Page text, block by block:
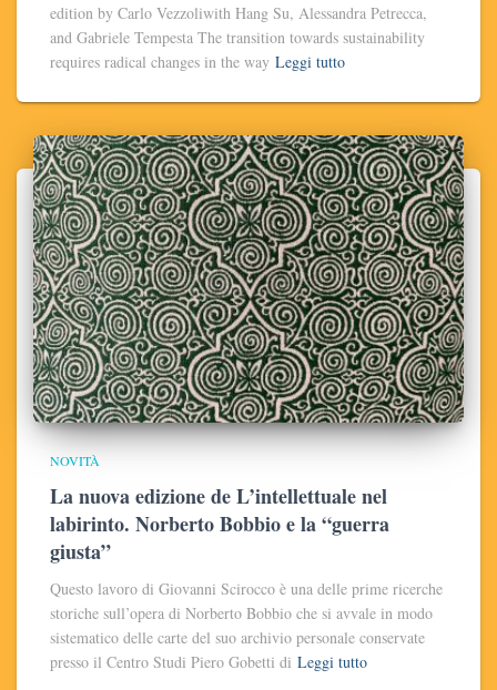
edition by Carlo Vezzoliwith Hang Su, Alessandra Petrecca,
and Gabriele Tempesta The transition towards sustainability
requires radical changes in the way Leggi tutto
NOVITÀ
La nuova edizione de L’intellettuale nel
labirinto. Norberto Bobbio e la “guerra
giusta”
Questo lavoro di Giovanni Scirocco è una delle prime ricerche
storiche sull’opera di Norberto Bobbio che si avvale in modo
sistematico delle carte del suo archivio personale conservate
presso il Centro Studi Piero Gobetti di Leggi tutto